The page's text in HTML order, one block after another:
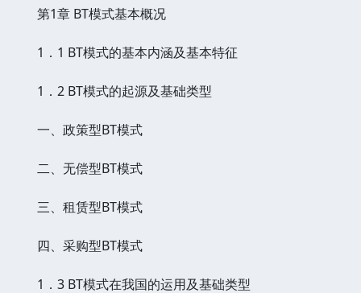
第1章 BT模式基本概况
1．1 BT模式的基本内涵及基本特征
1．2 BT模式的起源及基础类型
一、政策型BT模式
二、无偿型BT模式
三、租赁型BT模式
四、采购型BT模式
1．3 BT模式在我国的运用及基础类型